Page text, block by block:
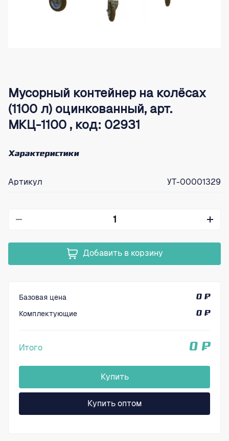
Мусорный контейнер на колёсах
(1100 л) оцинкованный, арт.
МКЦ-1100 , код: 02931
Характеристики
Артикул УТ-00001329
Добавить в корзину
Базовая цена
0 ₽
Комплектующие
0 ₽
Итого 0 ₽
Купить
Купить оптом